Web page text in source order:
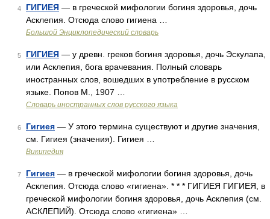
4 ГИГИЕЯ — в греческой мифологии богиня здоровья, дочь
Асклепия. Отсюда слово гигиена …
Большой Энциклопедический словарь
5 ГИГИЕЯ — у древн. греков богиня здоровья, дочь Эскулапа,
или Асклепия, бога врачевания. Полный словарь
иностранных слов, вошедших в употребление в русском
языке. Попов М., 1907 …
Словарь иностранных слов русского языка
6 Гигиея — У этого термина существуют и другие значения,
см. Гигиея (значения). Гигиея …
Википедия
7 Гигиея — в греческой мифологии богиня здоровья, дочь
Асклепия. Отсюда слово «гигиена». * * * ГИГИЕЯ ГИГИЕЯ, в
греческой мифологии богиня здоровья, дочь Асклепия (см.
АСКЛЕПИЙ). Отсюда слово «гигиена» …